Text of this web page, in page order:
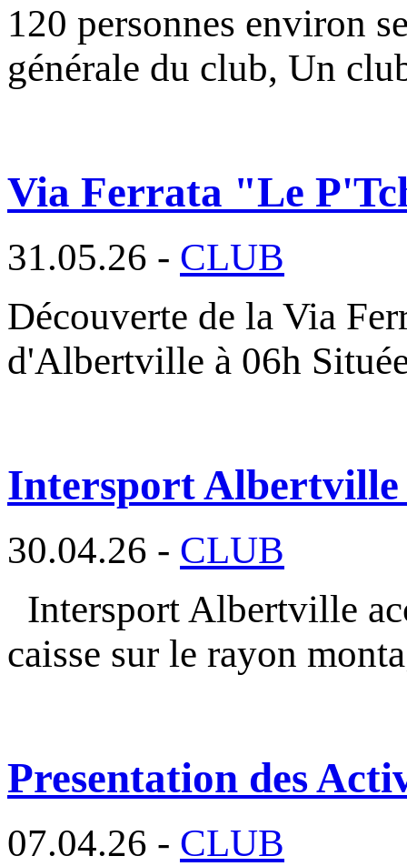
120 personnes environ
générale du club, Un
Via Ferrata "Le
31.05.26 - CLUB
Découverte de la Via
d'Albertville à 06h
Intersport Albertville
30.04.26 - CLUB
Intersport Albertville
caisse sur le rayon
Presentation des
07.04.26 - CLUB